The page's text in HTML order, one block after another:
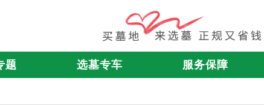
题 选墓专车 服务保障